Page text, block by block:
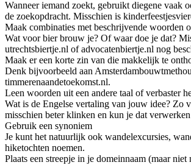
Wanneer iemand zoekt, gebruikt diegene vaak
de zoekopdracht. Misschien is
Maak combinaties met beschrijvende woorden
Wat voor bier brouw je? Of waar doe je dat?
utrechtsbiertje.nl of advocatenbiertje.nl nog
Maak er een korte zin van die makkelijk te
Denk bijvoorbeeld aan
timmerenaandetoekomst.nl.
Leen woorden uit een andere taal of verbaster
Wat is de Engelse vertaling van jouw idee? Zo
misschien beter klinken en kun je dat
Gebruik een synoniem
Je kunt het natuurlijk ook wandelexcursies,
hiketochten noemen.
Plaats een streepje in je domeinnaam (maar niet